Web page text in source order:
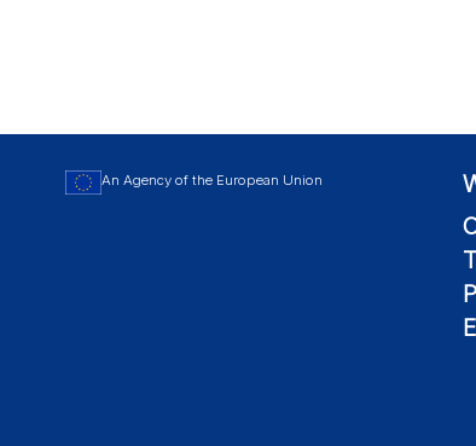
An Agency of the European Union